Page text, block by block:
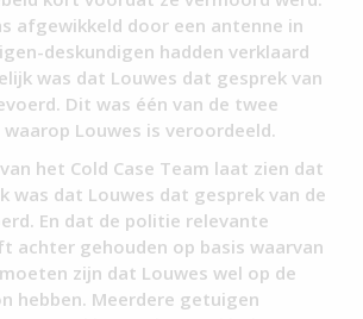
afgewikkeld door een antenne in
deskundigen hadden verklaard
was dat Louwes dat gesprek van
Dit was één van de twee
Louwes is veroordeeld.
het Cold Case Team laat zien dat
was dat Louwes dat gesprek van de
En dat de politie relevante
achter gehouden op basis waarvan
zijn dat Louwes wel op de
hebben. Meerdere getuigen